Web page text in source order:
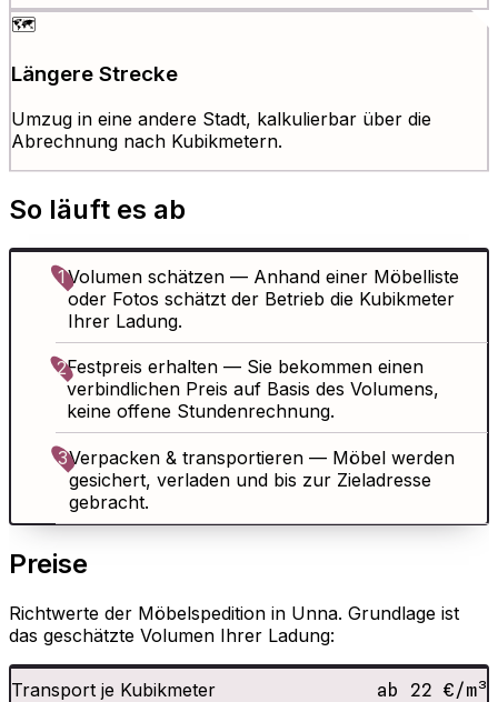
🗺️
Längere Strecke
Umzug in eine andere Stadt, kalkulierbar über die
Abrechnung nach Kubikmetern.
So läuft es ab
1Volumen schätzen — Anhand einer Möbelliste
oder Fotos schätzt der Betrieb die Kubikmeter
Ihrer Ladung.
2Festpreis erhalten — Sie bekommen einen
verbindlichen Preis auf Basis des Volumens,
keine offene Stundenrechnung.
3Verpacken & transportieren — Möbel werden
gesichert, verladen und bis zur Zieladresse
gebracht.
Preise
Richtwerte der Möbelspedition in Unna. Grundlage ist
das geschätzte Volumen Ihrer Ladung:
Transport je Kubikmeter ab 22 €/m³